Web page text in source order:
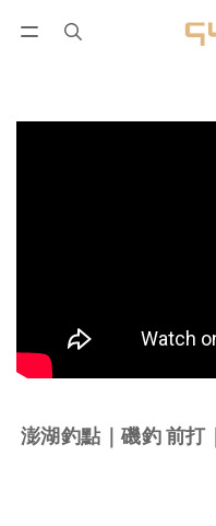
澎湖釣點｜磯釣 前打